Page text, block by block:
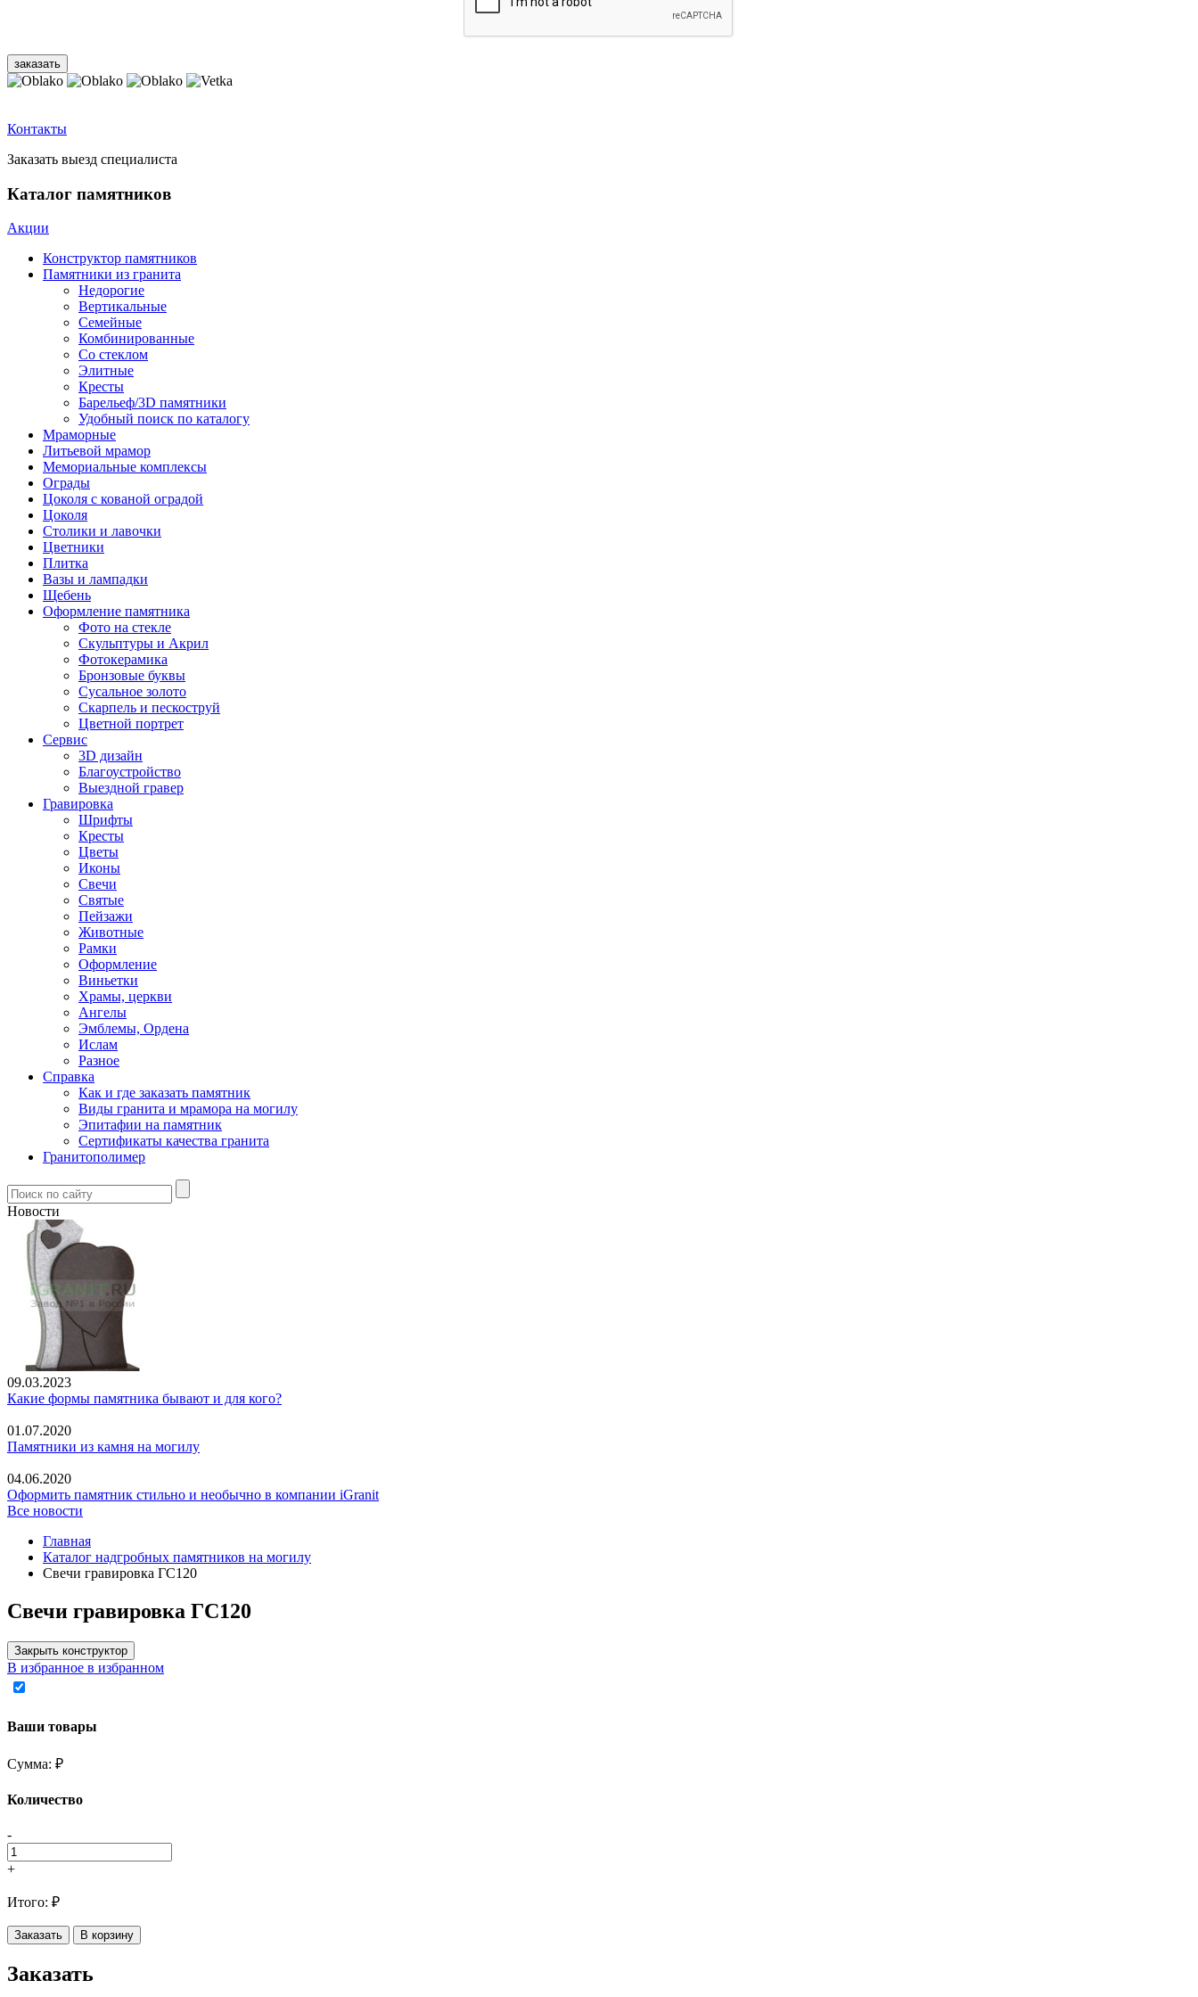
Контакты
Заказать выезд специалиста
Каталог памятников
Акции
Конструктор памятников
Памятники из гранита
Недорогие
Вертикальные
Семейные
Комбинированные
Со стеклом
Элитные
Кресты
Барельеф/3D памятники
Удобный поиск по каталогу
Мраморные
Литьевой мрамор
Мемориальные комплексы
Ограды
Цоколя с кованой оградой
Цоколя
Столики и лавочки
Цветники
Плитка
Вазы и лампадки
Щебень
Оформление памятника
Фото на стекле
Скульптуры и Акрил
Фотокерамика
Бронзовые буквы
Сусальное золото
Скарпель и пескоструй
Цветной портрет
Сервис
3D дизайн
Благоустройство
Выездной гравер
Гравировка
Шрифты
Кресты
Цветы
Иконы
Свечи
Святые
Пейзажи
Животные
Рамки
Оформление
Виньетки
Храмы, церкви
Ангелы
Эмблемы, Ордена
Ислам
Разное
Справка
Как и где заказать памятник
Виды гранита и мрамора на могилу
Эпитафии на памятник
Сертификаты качества гранита
Гранитополимер
Новости
09.03.2023
Какие формы памятника бывают и для кого?
01.07.2020
Памятники из камня на могилу
04.06.2020
Оформить памятник стильно и необычно в компании iGranit
Все новости
Главная
Каталог надгробных памятников на могилу
Свечи гравировка ГС120
Свечи гравировка ГС120
Закрыть конструктор
В избранное в избранном
Ваши товары
Сумма: ₽
Количество
-
+
Итого: ₽
Заказать В корзину
Заказать